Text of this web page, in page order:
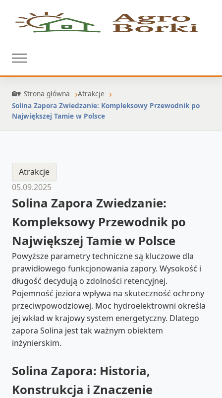
Strona główna
Atrakcje
Solina Zapora Zwiedzanie: Kompleksowy Przewodnik po
Największej Tamie w Polsce
Atrakcje
05.09.2025
Solina Zapora Zwiedzanie:
Kompleksowy Przewodnik po
Największej Tamie w Polsce
Powyższe parametry techniczne są kluczowe dla
prawidłowego funkcjonowania zapory. Wysokość i
długość decydują o zdolności retencyjnej.
Pojemność jeziora wpływa na skuteczność ochrony
przeciwpowodziowej. Moc hydroelektrowni określa
jej wkład w krajowy system energetyczny. Dlatego
zapora Solina jest tak ważnym obiektem
inżynierskim.
Solina Zapora: Historia,
Konstrukcja i Znaczenie